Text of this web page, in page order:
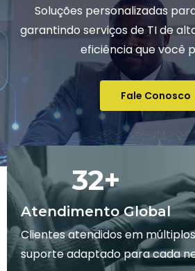
Soluções personalizadas
garantindo serviços de TI de
eficiência que você
Fale Conosco
Atendimento Global
32+
Clientes atendidos em
suporte adaptado para cada